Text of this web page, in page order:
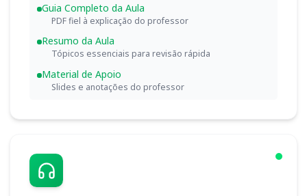
Guia Completo da Aula
PDF fiel à explicação do professor
Resumo da Aula
Tópicos essenciais para revisão rápida
Material de Apoio
Slides e anotações do professor